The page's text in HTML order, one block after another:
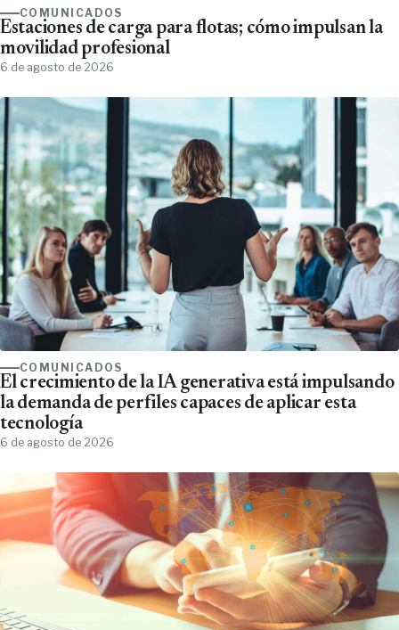
COMUNICADOS
Estaciones de carga para flotas; cómo impulsan la
movilidad profesional
6 de agosto de 2026
COMUNICADOS
El crecimiento de la IA generativa está impulsando
la demanda de perfiles capaces de aplicar esta
tecnología
6 de agosto de 2026